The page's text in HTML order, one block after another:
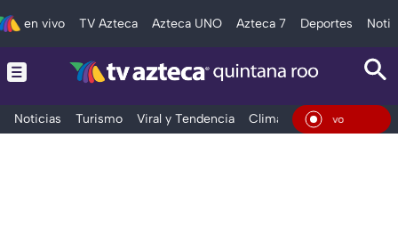
en vivo TV Azteca Azteca UNO Azteca 7 Deportes
Noticias Turismo Viral y Tendencia Clima Tráfico
En Vivo